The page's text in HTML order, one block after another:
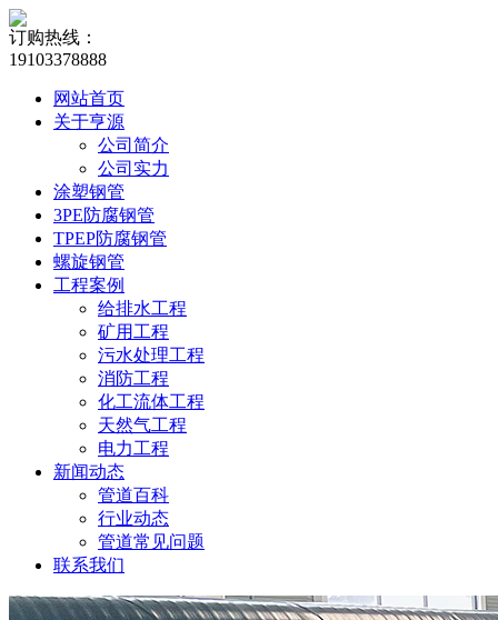
订购热线：
19103378888
网站首页
关于亨源
公司简介
公司实力
涂塑钢管
3PE防腐钢管
TPEP防腐钢管
螺旋钢管
工程案例
给排水工程
矿用工程
污水处理工程
消防工程
化工流体工程
天然气工程
电力工程
新闻动态
管道百科
行业动态
管道常见问题
联系我们